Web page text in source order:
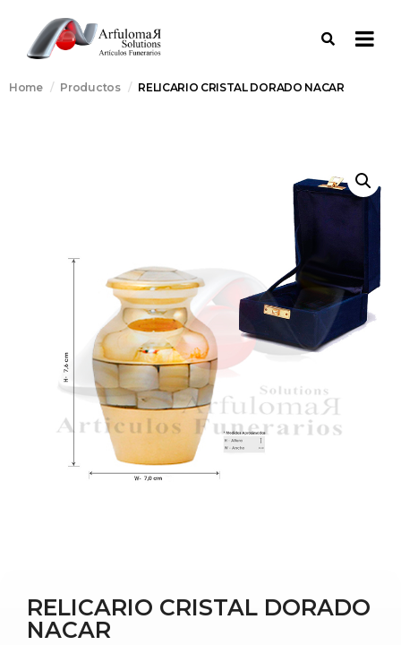
Home Productos RELICARIO CRISTAL DORADO NACAR
RELICARIO CRISTAL DORADO
NACAR